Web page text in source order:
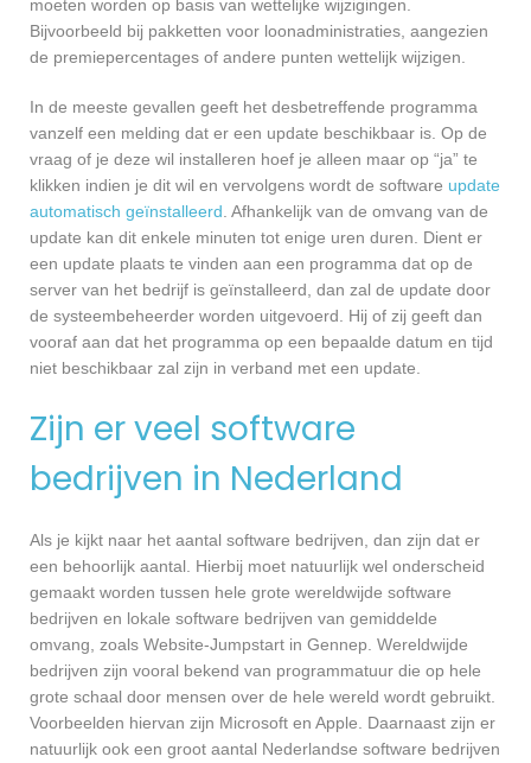
moeten worden op basis van wettelijke wijzigingen.
Bijvoorbeeld bij pakketten voor loonadministraties, aangezien
de premiepercentages of andere punten wettelijk wijzigen.
In de meeste gevallen geeft het desbetreffende programma
vanzelf een melding dat er een update beschikbaar is. Op de
vraag of je deze wil installeren hoef je alleen maar op “ja” te
klikken indien je dit wil en vervolgens wordt de software update
automatisch geïnstalleerd. Afhankelijk van de omvang van de
update kan dit enkele minuten tot enige uren duren. Dient er
een update plaats te vinden aan een programma dat op de
server van het bedrijf is geïnstalleerd, dan zal de update door
de systeembeheerder worden uitgevoerd. Hij of zij geeft dan
vooraf aan dat het programma op een bepaalde datum en tijd
niet beschikbaar zal zijn in verband met een update.
Zijn er veel software
bedrijven in Nederland
Als je kijkt naar het aantal software bedrijven, dan zijn dat er
een behoorlijk aantal. Hierbij moet natuurlijk wel onderscheid
gemaakt worden tussen hele grote wereldwijde software
bedrijven en lokale software bedrijven van gemiddelde
omvang, zoals Website-Jumpstart in Gennep. Wereldwijde
bedrijven zijn vooral bekend van programmatuur die op hele
grote schaal door mensen over de hele wereld wordt gebruikt.
Voorbeelden hiervan zijn Microsoft en Apple. Daarnaast zijn er
natuurlijk ook een groot aantal Nederlandse software bedrijven